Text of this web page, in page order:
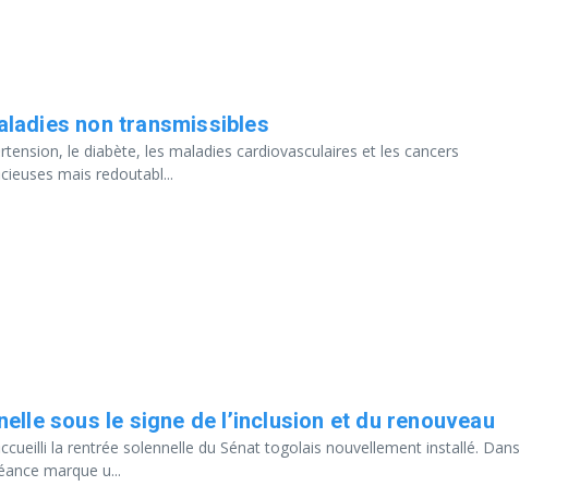
non transmissibles
le diabète, les maladies cardiovasculaires et les cancers
mais redoutabl...
sous le signe de l’inclusion et du renouveau
la rentrée solennelle du Sénat togolais nouvellement installé. Dans
marque u...